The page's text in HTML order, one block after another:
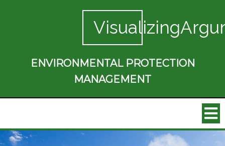
ENVIRONMENTAL PROTECTION
MANAGEMENT